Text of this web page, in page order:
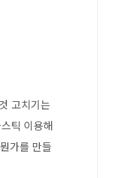
고치기는
틱 이용해
가를 만들